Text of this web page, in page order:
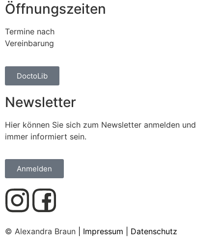
Öffnungszeiten
Termine nach
Vereinbarung
DoctoLib
Newsletter
Hier können Sie sich zum Newsletter anmelden und
immer informiert sein.
Anmelden
© Alexandra Braun Impressum Datenschutz